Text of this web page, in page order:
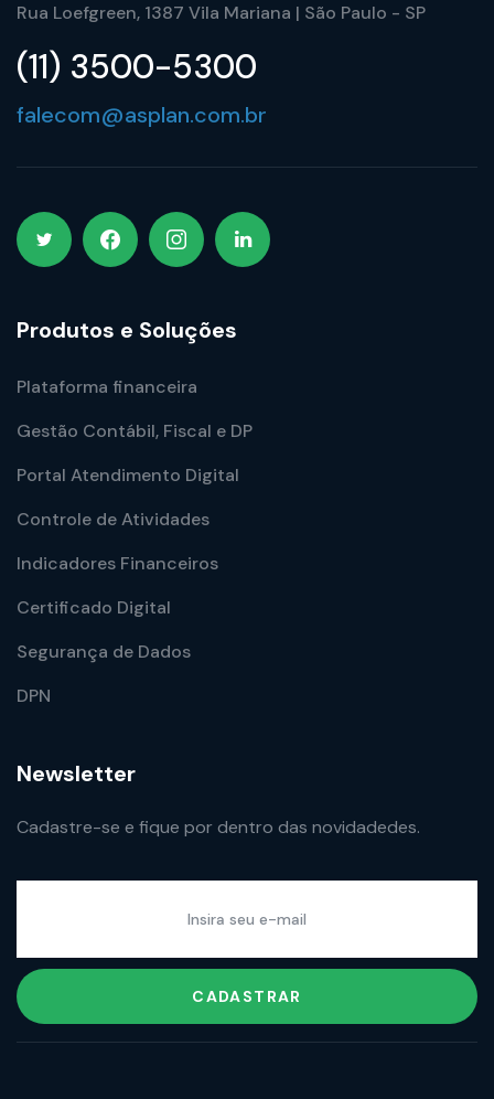
Rua Loefgreen, 1387 Vila Mariana | São Paulo - SP
(11) 3500-5300
falecom@asplan.com.br
Produtos e Soluções
Plataforma financeira
Gestão Contábil, Fiscal e DP
Portal Atendimento Digital
Controle de Atividades
Indicadores Financeiros
Certificado Digital
Segurança de Dados
DPN
Newsletter
Cadastre-se e fique por dentro das novidadedes.
CADASTRAR